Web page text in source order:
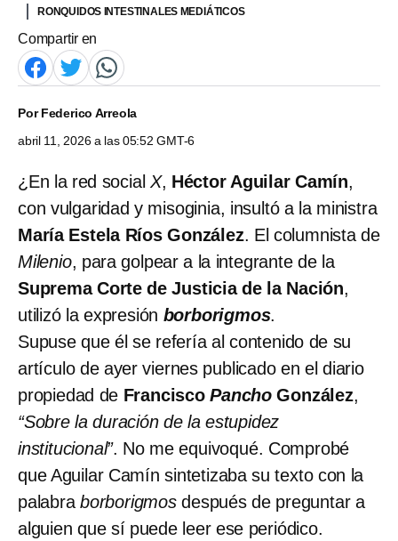
RONQUIDOS INTESTINALES MEDIÁTICOS
Compartir en
PorFederico Arreola
abril 11, 2026 a las 05:52 GMT-6
¿En la red social X, Héctor Aguilar Camín,
con vulgaridad y misoginia, insultó a la ministra
María Estela Ríos González. El columnista de
Milenio, para golpear a la integrante de la
Suprema Corte de Justicia de la Nación,
utilizó la expresión borborigmos.
Supuse que él se refería al contenido de su
artículo de ayer viernes publicado en el diario
propiedad de FranciscoPancho González,
“Sobre la duración de la estupidez
institucional”. No me equivoqué. Comprobé
que Aguilar Camín sintetizaba su texto con la
palabra borborigmosdespués de preguntar a
alguien que sí puede leer ese periódico.